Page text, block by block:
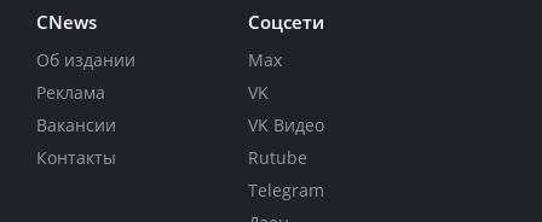
CNews
Об издании
Реклама
Вакансии
Контакты
Соцсети
Max
VK
VK Видео
Rutube
Telegram